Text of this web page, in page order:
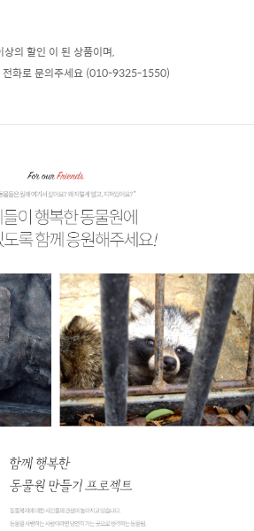
의 할인 이 된 상품이며,
전화로 문의주세요 (010-9325-1550)